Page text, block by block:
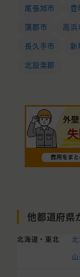
尾張旭市
豊
蒲郡市
高浜
長久手市
新
北設楽郡
他都道府県
北海道・東北